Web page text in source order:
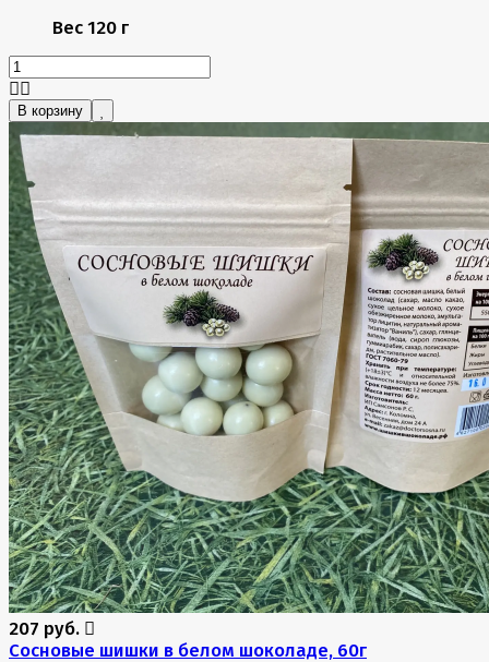
Вес 120 г
В корзину
207 руб.
Сосновые шишки в белом шоколаде, 60г